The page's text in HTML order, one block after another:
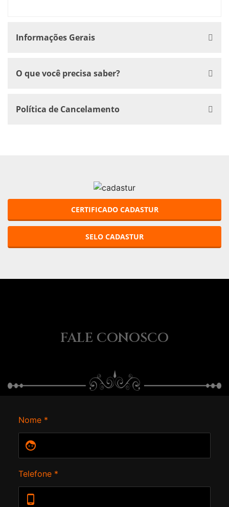
Informações Gerais
O que você precisa saber?
Política de Cancelamento
CERTIFICADO CADASTUR
SELO CADASTUR
FALE CONOSCO
Nome *
Telefone *